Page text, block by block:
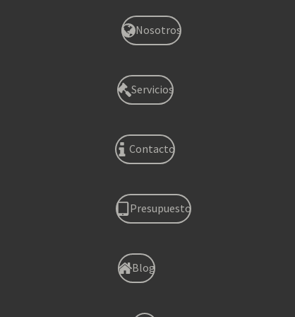
Nosotros
Servicios
Contacto
Presupuesto
Blog